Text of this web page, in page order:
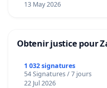
13 May 2026
Obtenir justice pour
1 032 signatures
54 Signatures / 7 jours
22 Jul 2026